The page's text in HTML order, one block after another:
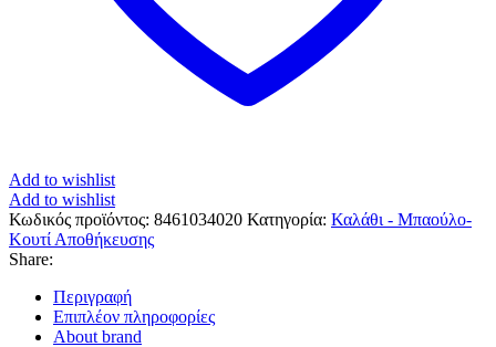
Add to wishlist
Add to wishlist
Κωδικός προϊόντος: 8461034020 Κατηγορία: Καλάθι - Μπαούλο-
Κουτί Αποθήκευσης
Share:
Περιγραφή
Επιπλέον πληροφορίες
About brand